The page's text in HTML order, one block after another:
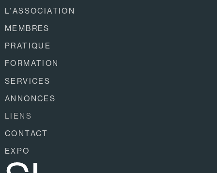
L'ASSOCIATION
MEMBRES
PRATIQUE
FORMATION
SERVICES
ANNONCES
LIENS
CONTACT
EXPO